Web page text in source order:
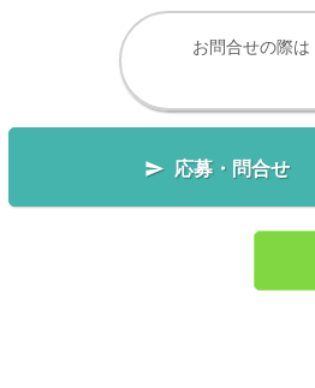
お問合せの際は
 応募・問合せ